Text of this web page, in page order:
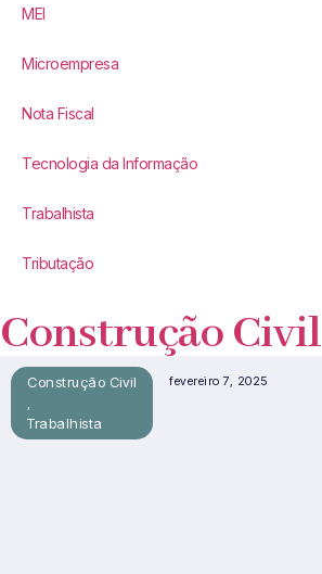
MEI
Microempresa
Nota Fiscal
Tecnologia da Informação
Trabalhista
Tributação
Construção Civil
Construção Civil
Trabalhista
fevereiro 7, 2025